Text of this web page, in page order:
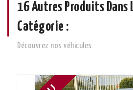
16 Autres Produits Dans
Catégorie :
Découvrez nos véhicules